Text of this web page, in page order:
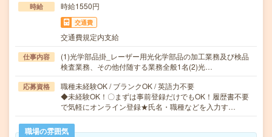
時給 時給1550円
交通費
交通費規定内支給
仕事内容
(1)光学部品掛_レーザー用光化学部品の加工業務及び検品
検査業務、その他付随する業務全般1名(2)光…
応募資格
職種未経験OK / ブランクOK / 英語力不要
◆未経験OK！〇まずは事前登録だけでもOK！履歴書不要
で気軽にオンライン登録★氏名・職種などを入力す…
職場の雰囲気